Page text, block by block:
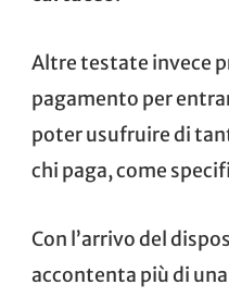
Altre testate invece
pagamento per
poter usufruire di
chi paga, come
Con l’arrivo del
accontenta più di